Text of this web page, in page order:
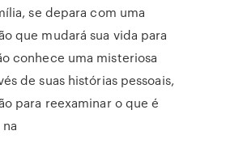
se depara com uma
que mudará sua vida para
conhece uma misteriosa
de suas histórias pessoais,
para reexaminar o que é